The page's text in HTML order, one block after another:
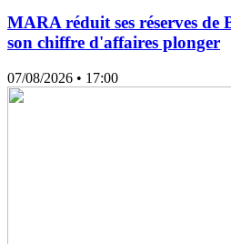
MARA réduit ses réserves de
son chiffre d'affaires plonger
07/08/2026 • 17:00